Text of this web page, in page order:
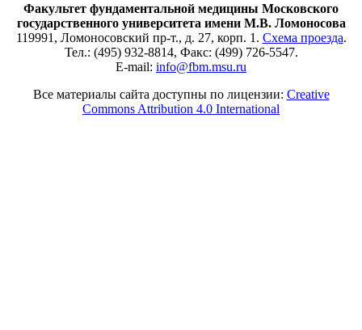
Факультет фундаментальной медицины Московского
государственного университета имени М.В. Ломоносова
119991, Ломоносовский пр-т., д. 27, корп. 1. Схема проезда.
Тел.: (495) 932-8814, Факс: (499) 726-5547.
E-mail: info@fbm.msu.ru
Все материалы сайта доступны по лицензии: Creative
Commons Attribution 4.0 International